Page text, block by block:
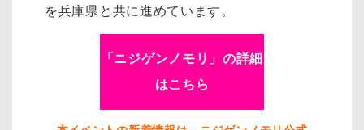
を兵庫県と共に進めています。
「ニジゲンノモリ」の詳細
はこちら